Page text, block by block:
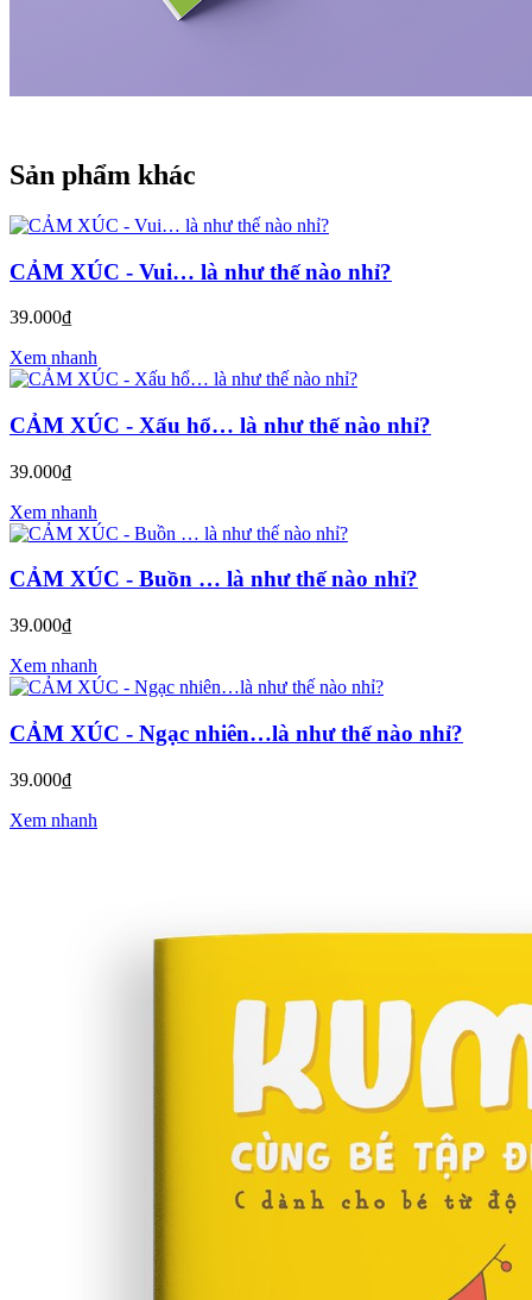
Sản phẩm khác
CẢM XÚC - Vui… là như thế nào nhỉ?
39.000₫
Xem nhanh
CẢM XÚC - Xấu hổ… là như thế nào nhỉ?
39.000₫
Xem nhanh
CẢM XÚC - Buồn … là như thế nào nhỉ?
39.000₫
Xem nhanh
CẢM XÚC - Ngạc nhiên…là như thế nào nhỉ?
39.000₫
Xem nhanh